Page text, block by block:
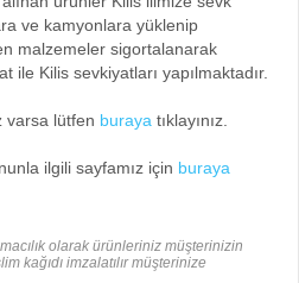
ve kamyonlara yüklenip
malzemeler sigortalanarak
ile Kilis sevkiyatları yapılmaktadır.
varsa lütfen buraya tıklayınız.
ilgili sayfamız için buraya
olarak ürünleriniz müşterinizin
kağıdı imzalatılır müşterinize